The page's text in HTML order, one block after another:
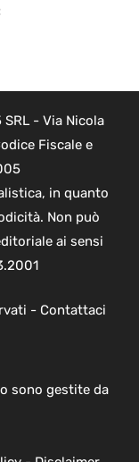
- Via Nicola
Fiscale e
in quanto
Non può
ai sensi
- Contattaci
sono gestite da